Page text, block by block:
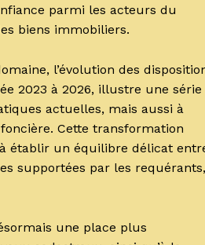
parmi les acteurs du
biens immobiliers.
l’évolution des
2023 à 2026, illustre une série
actuelles, mais aussi à
Cette transformation
établir un équilibre délicat
supportées par les requérants,
une place plus